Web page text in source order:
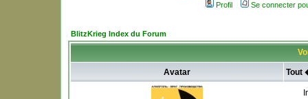
Profil
Se connecter
BlitzKrieg Index du Forum
Avatar Tout